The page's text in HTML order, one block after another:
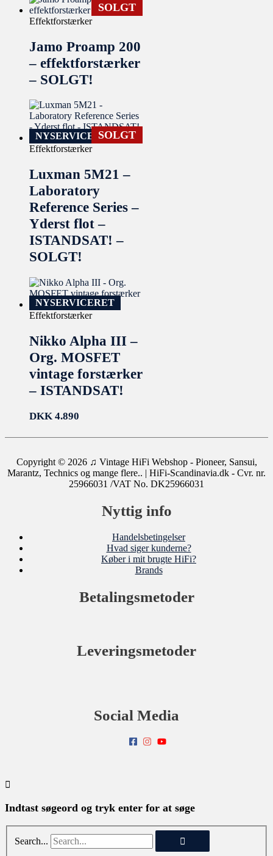
SOLGT
Effektforstærker
Jamo Proamp 200
– effektforstærker
– SOLGT!
NYSERVICERETSOLGT
Effektforstærker
Luxman 5M21 –
Laboratory
Reference Series –
Yderst flot –
ISTANDSAT! –
SOLGT!
NYSERVICERET
Effektforstærker
Nikko Alpha III –
Org. MOSFET
vintage forstærker
– ISTANDSAT!
DKK 4.890
Copyright © 2026 ♫ Vintage HiFi Webshop - Pioneer, Sansui,
Marantz, Technics og mange flere.. | HiFi-Scandinavia.dk - Cvr. nr.
25966031 /VAT No. DK25966031
Nyttig info
Handelsbetingelser
Hvad siger kunderne?
Køber i mit brugte HiFi?
Brands
Betalingsmetoder
Leveringsmetoder
Social Media
Indtast søgeord og tryk enter for at søge
Search...